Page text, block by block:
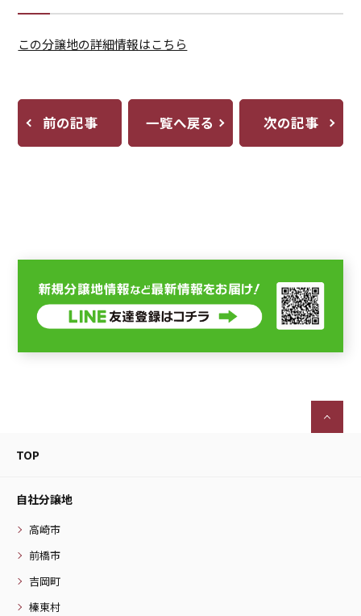
この分譲地の詳細情報はこちら
前の記事 一覧へ戻る 次の記事
TOP
自社分譲地
高崎市
前橋市
吉岡町
榛東村